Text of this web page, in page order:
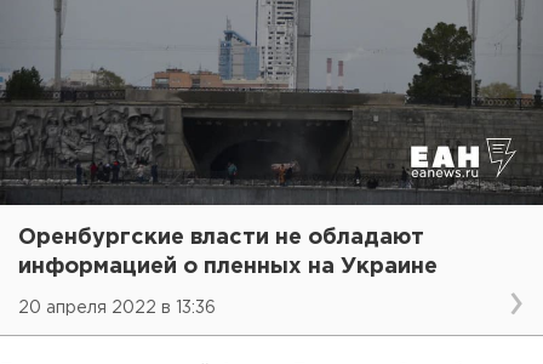
Оренбургские власти не обладают
информацией о пленных на Украине
20 апреля 2022 в 13:36